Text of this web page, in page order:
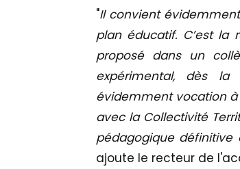
"Il convient
plan éducatif. C’est la
proposé dans un
expérimental, dès la
évidemment vocation à
avec la Collectivité
pédagogique définitive
ajoute le recteur de